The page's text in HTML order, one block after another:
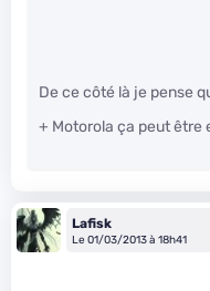
De ce côté là je pense
+ Motorola ça peut être
Lafisk
Le 01/03/2013 à 18h41